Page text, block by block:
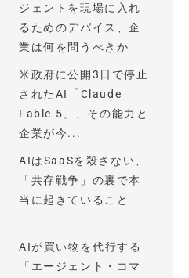
ジェントを現場に入れ
るためのデバイス、企
業は何を問うべきか
米政府に公開3日で停止
されたAI「Claude
Fable 5」、その能力と
企業が今...
AIはSaaSを殺さない、
「共存戦争」の裏で本
当に起きていること
AIが買い物を代行する
「エージェント・コマ